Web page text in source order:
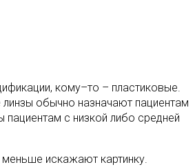
кому–то – пластиковые.
обычно назначают пациентам
с низкой либо средней
меньше искажают картинку.